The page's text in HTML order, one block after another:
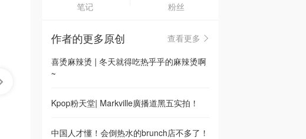
🇦🇺
🇳🇿新西兰
笔记 粉丝
作者的更多原创
查看更多
喜烫麻辣烫 | 冬天就得吃热乎乎的麻辣烫啊
~
Kpop粉天堂| Markville廣播道黑五实拍！
中国人才懂！会倒热水的brunch店不多了！